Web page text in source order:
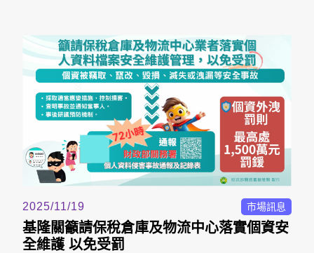
2025/11/19 市場訊息
基隆關籲請保稅倉庫及物流中心落實個資安
全維護 以免受罰